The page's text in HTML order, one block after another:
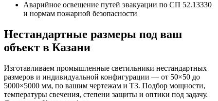
Аварийное освещение путей эвакуации по СП 52.13330
и нормам пожарной безопасности
Нестандартные размеры под ваш
объект в Казани
Изготавливаем промышленные светильники нестандартных
размеров и индивидуальной конфигурации — от 50×50 до
5000×5000 мм, по вашим чертежам и ТЗ. Подбор мощности,
температуры свечения, степени защиты и оптики под задачу.